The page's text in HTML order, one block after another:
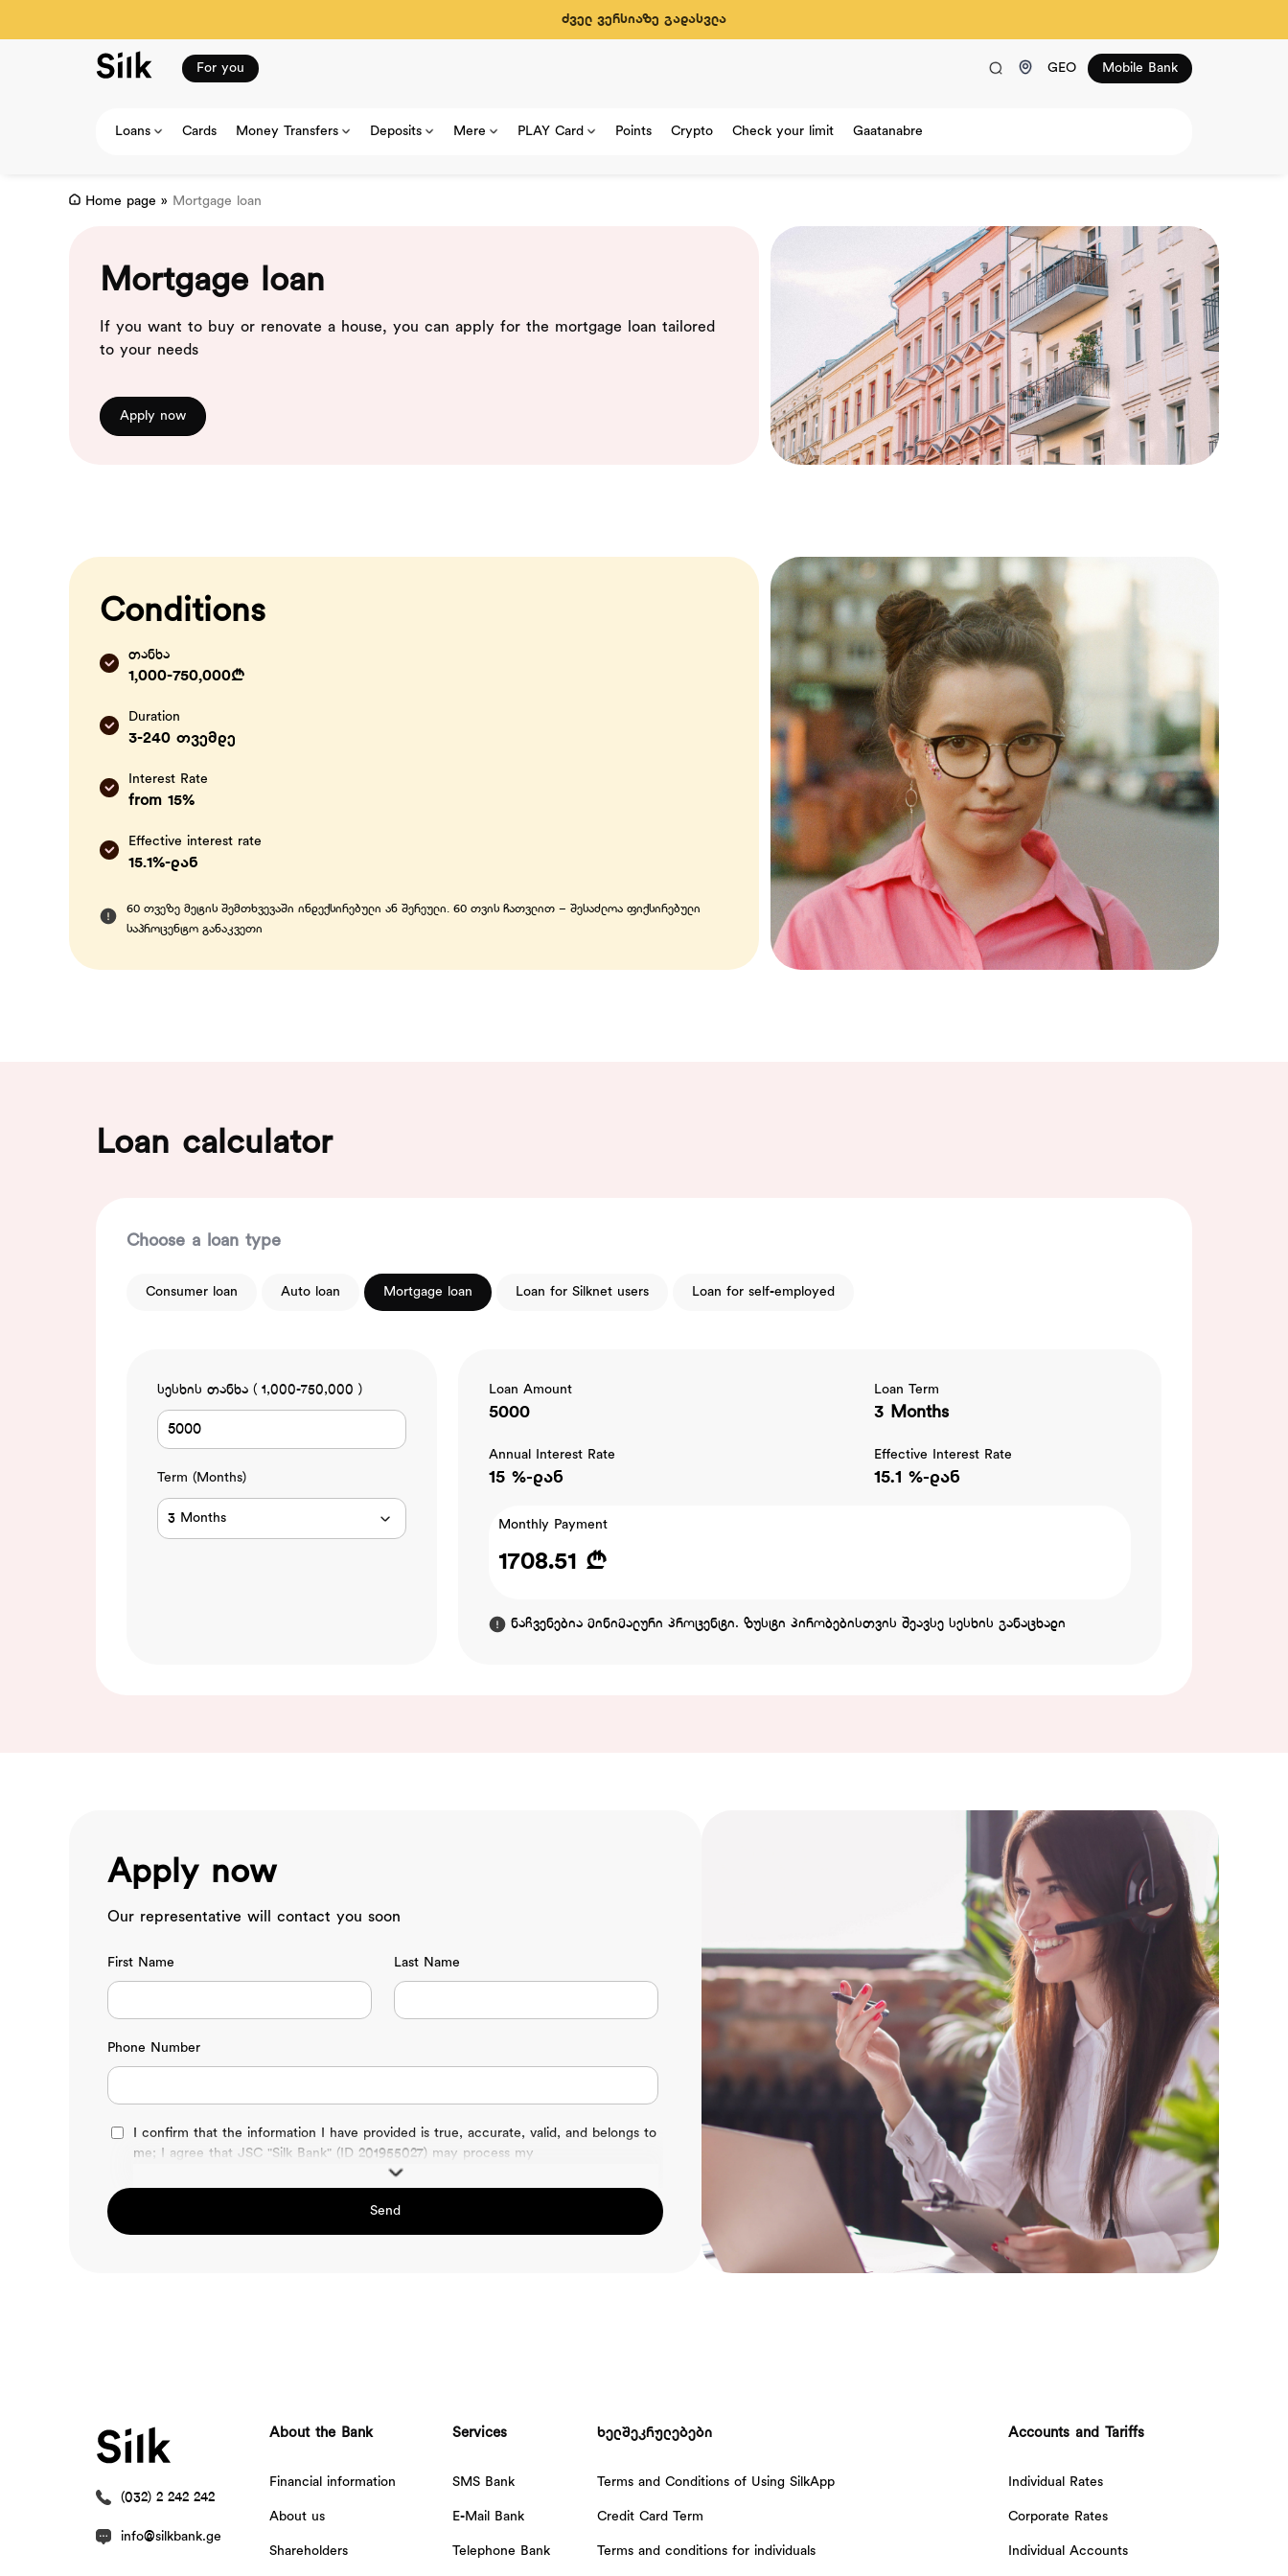
ძველ ვერსიაზე გადასვლა
For you GEO Mobile Bank
Loans Cards Money Transfers Deposits Mere PLAY Card Points Crypto Check your limit Gaatanabre
Home page » Mortgage loan
Mortgage loan
If you want to buy or renovate a house, you can apply for the mortgage loan tailored
to your needs
Apply now
Conditions
თანხა
1,000-750,000₾
Duration
3-240 თვემდე
Interest Rate
from 15%
Effective interest rate
15.1%-დან
60 თვეზე მეტის შემთხვევაში ინდექსირებული ან შერეული. 60 თვის ჩათვლით – შესაძლოა ფიქსირებული
საპროცენტო განაკვეთი
Loan calculator
Choose a loan type
Consumer loan Auto loan Mortgage loan Loan for Silknet users Loan for self-employed
სესხის თანხა ( 1,000-750,000 )
Term (Months)
3 Months
Loan Amount
5000
Loan Term
3 Months
Annual Interest Rate
15 %-დან
Effective Interest Rate
15.1 %-დან
Monthly Payment
1708.51 ₾
ნაჩვენებია მინიმალური პროცენტი. ზუსტი პირობებისთვის შეავსე სესხის განაცხადი
Apply now
Our representative will contact you soon
First Name Last Name
Phone Number
I confirm that the information I have provided is true, accurate, valid, and belongs to
me; I agree that JSC "Silk Bank" (ID 201955027) may process my
Send
(032) 2 242 242
info@silkbank.ge
About the Bank
Financial information
About us
Shareholders
Services
SMS Bank
E-Mail Bank
Telephone Bank
ხელშეკრულებები
Terms and Conditions of Using SilkApp
Credit Card Term
Terms and conditions for individuals
Accounts and Tariffs
Individual Rates
Corporate Rates
Individual Accounts